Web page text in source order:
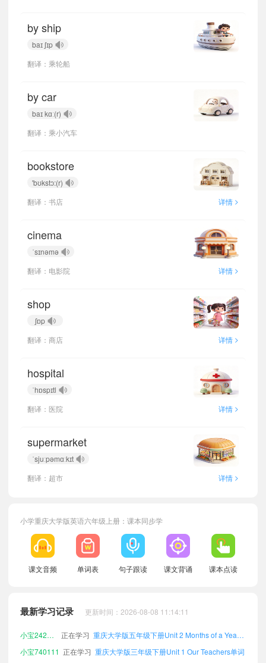
by ship
baɪ ʃɪp
翻译：乘轮船
by car
baɪ kɑː(r)
翻译：乘小汽车
bookstore
'bʊkstɔ:(r)
翻译：书店
详情 >
cinema
ˈsɪnəmə
翻译：电影院
详情 >
shop
ʃɒp
翻译：商店
详情 >
hospital
ˈhɒspɪtl
翻译：医院
详情 >
supermarket
ˈsjuːpəmɑːkɪt
翻译：超市
详情 >
小学重庆大学版英语六年级上册：课本同步学
课文音频 单词表 句子跟读 课文背诵 课本点读
最新学习记录 更新时间：2026-08-08 11:14:11
小宝694969
正在学习
小宝242538
正在学习
重庆大学版五年级下册Unit 2 Months of a Year单词
小宝740111 正在学习 重庆大学版三年级下册Unit 1 Our Teachers单词